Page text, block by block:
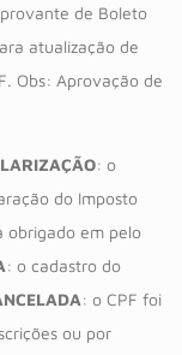
: o
do Imposto
obrigado em pelo
: o cadastro do
: o CPF foi
ou por
de Boleto
atualização de
Obs: Aprovação de